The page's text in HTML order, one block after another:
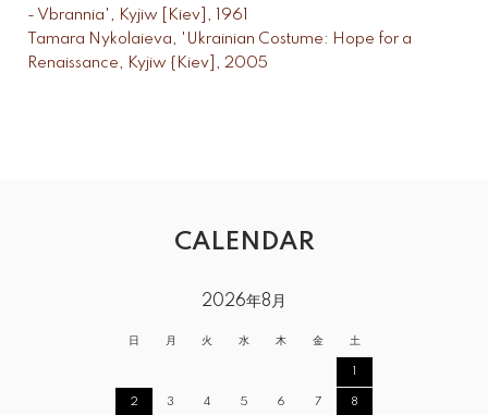
- Vbrannia', Kyjiw [Kiev], 1961
Tamara Nykolaieva, 'Ukrainian Costume: Hope for a
Renaissance, Kyjiw {Kiev], 2005
CALENDAR
2026年8月
日 月 火 水 木 金 土
1
2 3 4 5 6 7 8